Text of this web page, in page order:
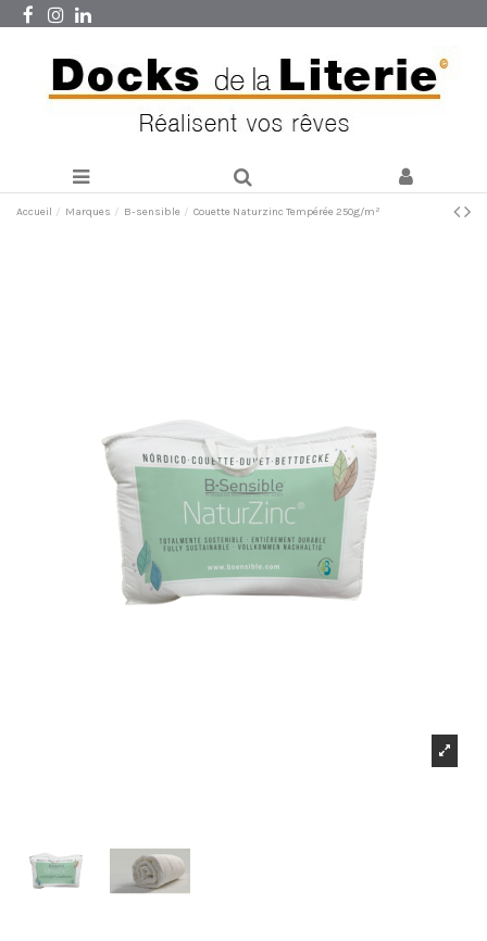
Accueil Marques B-sensible Couette Naturzinc Tempérée 250g/m²